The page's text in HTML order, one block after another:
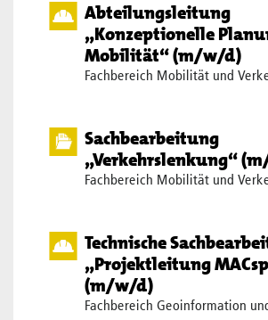
Abteilungsleitung
„Konzeptionelle
Mobilität“ (m/w/d)
Fachbereich Mobilität und
Sachbearbeitung
„Verkehrslenkung“
Fachbereich Mobilität und
Technische
„Projektleitung
(m/w/d)
Fachbereich Geoinformation